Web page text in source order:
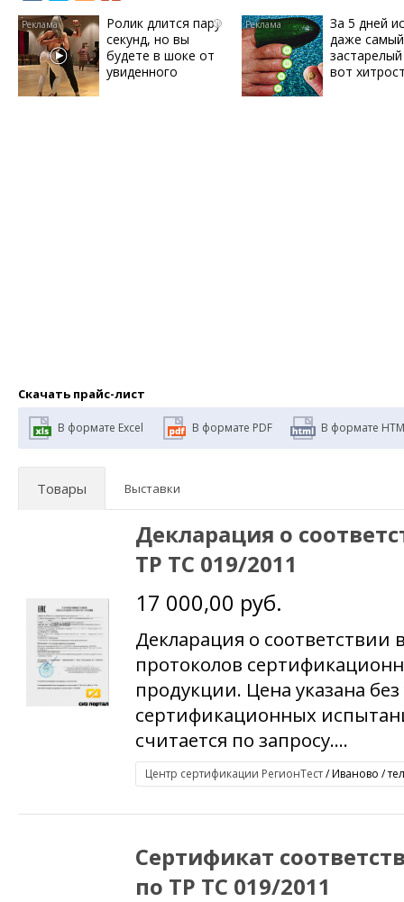
i
Ролик длится пару
секунд, но вы
будете в шоке от
увиденного
За 5 дней
даже самый
вот
Скачать прайс-лист
В формате Excel В формате PDF В формате
Товары Выставки
Декларация о
ТР ТС 019/2011
17 000,00 руб.
Декларация о соответствии
протоколов
продукции. Цена указана
сертификационных
считается по запросу....
Центр сертификации РегионТест/ Иваново /
Сертификат
по ТР ТС 019/2011